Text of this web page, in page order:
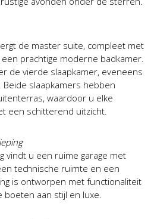
de master suite, compleet met
prachtige moderne badkamer.
de vierde slaapkamer, eveneens
slaapkamers hebben
waardoor u elke
een schitterend uitzicht.
vindt u een ruime garage met
technische ruimte en een
is ontworpen met functionaliteit
boeten aan stijl en luxe.